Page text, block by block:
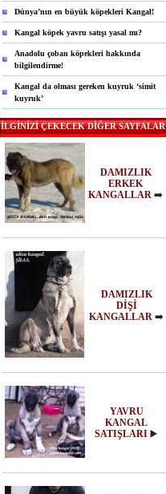
Dünya’nın en büyük köpekleri Kangal!
Kangal köpek yavru satışı yasal mı?
Anadolu çoban köpekleri hakkında
bilgilendirme!
Kangal da olması gereken kuyruk ‘simit
kuyruk’
İLGİNİZİ ÇEKECEK DİĞER SAYFALAR
DAMIZLIK
ERKEK
KANGALLAR ➡️
DAMIZLIK
DİŞİ
KANGALLAR ➡️
YAVRU
KANGAL
SATIŞLARI ▶️